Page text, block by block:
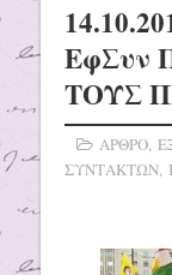
ΕφΣυν
ΤΟΥΣ
ΑΡΘΡΟ,
ΣΥΝΤΑΚΤΩΝ,